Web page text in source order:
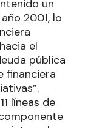
un
2001, lo
el
pública
financiera
líneas de